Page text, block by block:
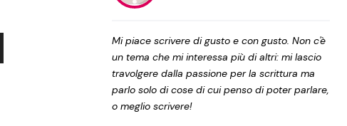
Privacy Policy
Mi piace scrivere di gusto e con gusto. Non c'è
un tema che mi interessa più di altri: mi lascio
travolgere dalla passione per la scrittura ma
parlo solo di cose di cui penso di poter parlare,
o meglio scrivere!